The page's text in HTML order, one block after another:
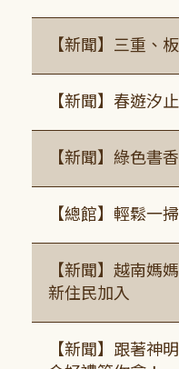
【新聞】三重、
【新聞】春遊汐
【新聞】綠色書
【總館】輕鬆一
【新聞】越南媽
新住民加入
【新聞】跟著神